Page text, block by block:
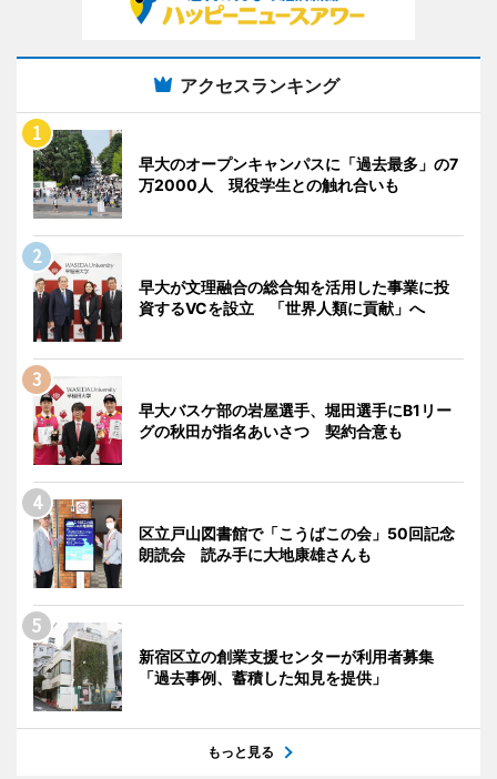
アクセスランキング
早大のオープンキャンパスに「過去最多」の7
万2000人 現役学生との触れ合いも
早大が文理融合の総合知を活用した事業に投
資するVCを設立 「世界人類に貢献」へ
早大バスケ部の岩屋選手、堀田選手にB1リー
グの秋田が指名あいさつ 契約合意も
区立戸山図書館で「こうばこの会」50回記念
朗読会 読み手に大地康雄さんも
新宿区立の創業支援センターが利用者募集
「過去事例、蓄積した知見を提供」
もっと見る